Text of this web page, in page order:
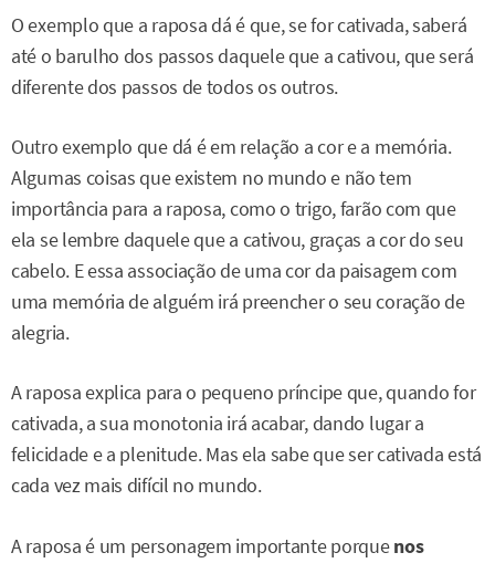
O exemplo que a raposa dá é que, se for cativada, saberá
até o barulho dos passos daquele que a cativou, que será
diferente dos passos de todos os outros.
Outro exemplo que dá é em relação a cor e a memória.
Algumas coisas que existem no mundo e não tem
importância para a raposa, como o trigo, farão com que
ela se lembre daquele que a cativou, graças a cor do seu
cabelo. E essa associação de uma cor da paisagem com
uma memória de alguém irá preencher o seu coração de
alegria.
A raposa explica para o pequeno príncipe que, quando for
cativada, a sua monotonia irá acabar, dando lugar a
felicidade e a plenitude. Mas ela sabe que ser cativada está
cada vez mais difícil no mundo.
A raposa é um personagem importante porquenos